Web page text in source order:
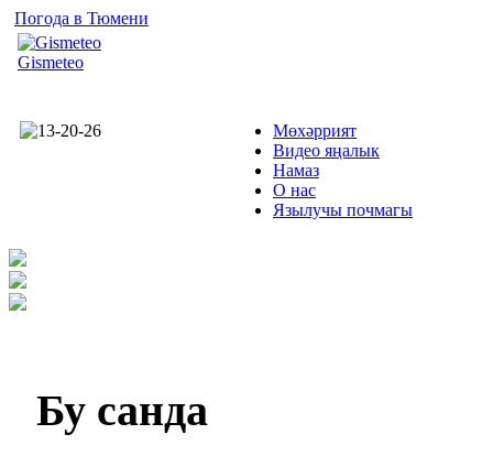
Погода в Тюмени
Gismeteo
Мөхәррият
Видео яңалык
Намаз
О нас
Язылучы почмагы
Бу санда